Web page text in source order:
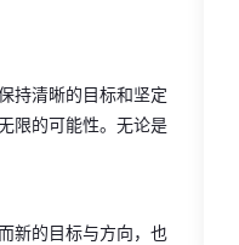
持清晰的目标和坚定
限的可能性。无论是
新的目标与方向，也